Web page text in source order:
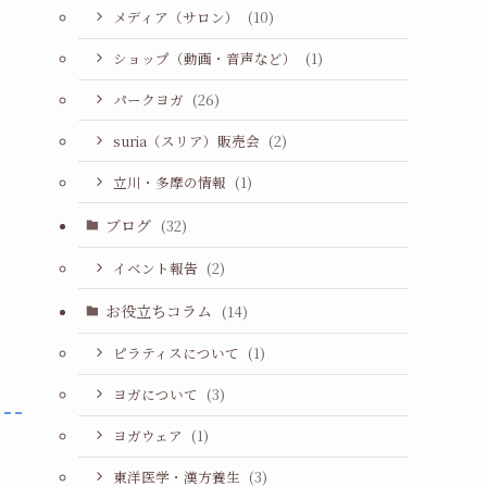
メディア（サロン）
(10)
ショップ（動画・音声など）
(1)
パークヨガ (26)
suria（スリア）販売会 (2)
立川・多摩の情報 (1)
ブログ (32)
イベント報告 (2)
お役立ちコラム (14)
ピラティスについて (1)
ヨガについて (3)
ヨガウェア (1)
東洋医学・漢方養生 (3)